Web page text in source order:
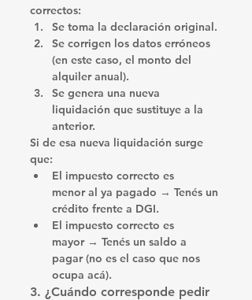
correctos:
Se toma la declaración original.
Se corrigen los datos erróneos
(en este caso, el monto del
alquiler anual).
Se genera una nueva
liquidación que sustituye a la
anterior.
Si de esa nueva liquidación surge
que:
El impuesto correcto es
menor al ya pagado → Tenés un
crédito frente a DGI.
El impuesto correcto es
mayor → Tenés un saldo a
pagar (no es el caso que nos
ocupa acá).
3. ¿Cuándo corresponde pedir